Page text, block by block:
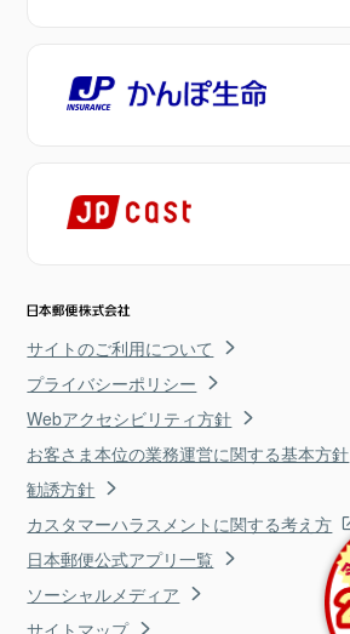
サイトのご利用について
プライバシーポリシー
Webアクセシビリティ方針
お客さま本位の業務運営に関する基本方針
勧誘方針
カスタマーハラスメントに関する考え方
日本郵便公式アプリ一覧
ソーシャルメディア
サイトマップ